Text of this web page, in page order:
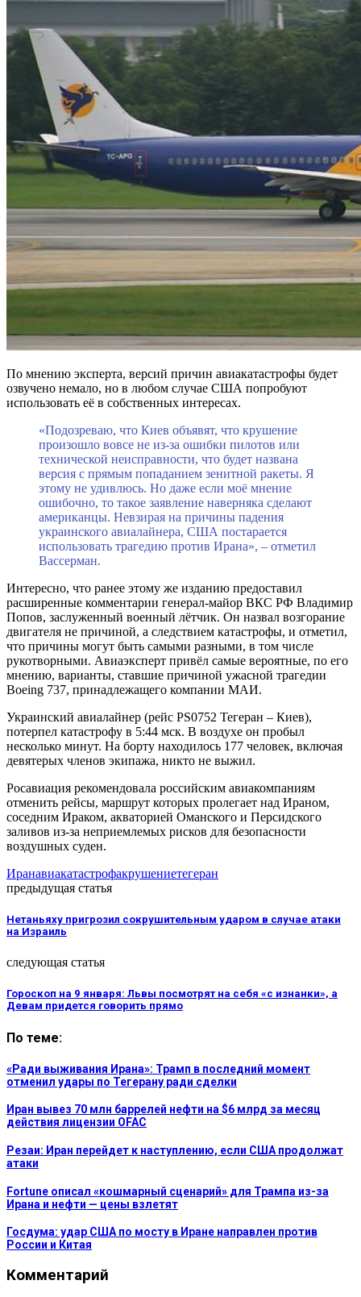
По мнению эксперта, версий причин авиакатастрофы будет
озвучено немало, но в любом случае США попробуют
использовать её в собственных интересах.
«Подозреваю, что Киев объявят, что крушение
произошло вовсе не из-за ошибки пилотов или
технической неисправности, что будет названа
версия с прямым попаданием зенитной ракеты. Я
этому не удивлюсь. Но даже если моё мнение
ошибочно, то такое заявление наверняка сделают
американцы. Невзирая на причины падения
украинского авиалайнера, США постарается
использовать трагедию против Ирана», – отметил
Вассерман.
Интересно, что ранее этому же изданию предоставил
расширенные комментарии генерал-майор ВКС РФ Владимир
Попов, заслуженный военный лётчик. Он назвал возгорание
двигателя не причиной, а следствием катастрофы, и отметил,
что причины могут быть самыми разными, в том числе
рукотворными. Авиаэксперт привёл самые вероятные, по его
мнению, варианты, ставшие причиной ужасной трагедии
Boeing 737, принадлежащего компании МАИ.
Украинский авиалайнер (рейс PS0752 Тегеран – Киев),
потерпел катастрофу в 5:44 мск. В воздухе он пробыл
несколько минут. На борту находилось 177 человек, включая
девятерых членов экипажа, никто не выжил.
Росавиация рекомендовала российским авиакомпаниям
отменить рейсы, маршрут которых пролегает над Ираном,
соседним Ираком, акваторией Оманского и Персидского
заливов из-за неприемлемых рисков для безопасности
воздушных суден.
Иранавиакатастрофакрушениетегеран
предыдущая статья
Нетаньяху пригрозил сокрушительным ударом в случае атаки
на Израиль
следующая статья
Гороскоп на 9 января: Львы посмотрят на себя «с изнанки», а
Девам придется говорить прямо
По теме:
«Ради выживания Ирана»: Трамп в последний момент
отменил удары по Тегерану ради сделки
Иран вывез 70 млн баррелей нефти на $6 млрд за месяц
действия лицензии OFAC
Резаи: Иран перейдет к наступлению, если США продолжат
атаки
Fortune описал «кошмарный сценарий» для Трампа из-за
Ирана и нефти — цены взлетят
Госдума: удар США по мосту в Иране направлен против
России и Китая
Комментарий